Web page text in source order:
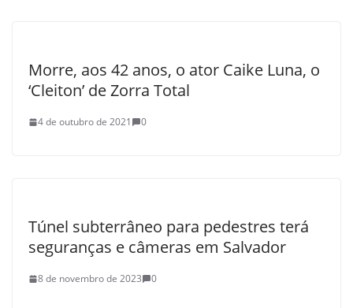
Morre, aos 42 anos, o ator Caike Luna, o
‘Cleiton’ de Zorra Total
4 de outubro de 2021 0
Túnel subterrâneo para pedestres terá
seguranças e câmeras em Salvador
8 de novembro de 2023 0